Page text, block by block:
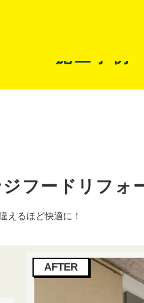
施工事例
フードリフォ
えるほど快適に！